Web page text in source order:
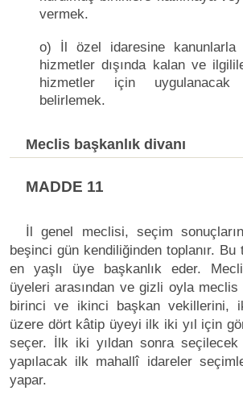
vermek.
o) İl özel idaresine
hizmetler dışında kalan ve
hizmetler için
belirlemek.
Meclis başkanlık divanı
MADDE 11
İl genel meclisi, seçim
beşinci gün kendiliğinden toplanır. Bu
en yaşlı üye başkanlık eder.
üyeleri arasından ve gizli oyla meclis
birinci ve ikinci başkan vekillerini,
üzere dört kâtip üyeyi ilk iki yıl için
seçer. İlk iki yıldan sonra seçilecek
yapılacak ilk mahallî idareler
yapar.